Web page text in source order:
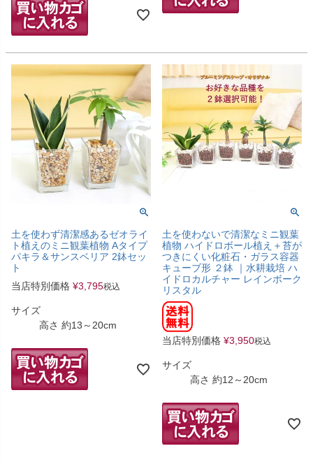
土を使わず清潔感あるゼオライ
ト植えのミニ観葉植物 Aタイプ
パキラ＆サンスベリア 2鉢セッ
ト
当店特別価格 ¥3,795税込
サイズ
高さ 約13～20cm
土を使わないで清潔なミニ観葉
植物 ハイドロボール植え＋苔が
つきにくい化粧石・ガラス容器
キューブ形 ２鉢 ｜水耕栽培 ハ
イドロカルチャー レインボーク
リスタル
当店特別価格 ¥3,950税込
サイズ
高さ 約12～20cm